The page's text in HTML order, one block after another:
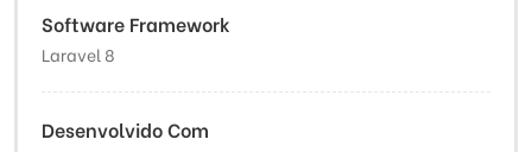
Software Framework
Laravel 8
Desenvolvido Com